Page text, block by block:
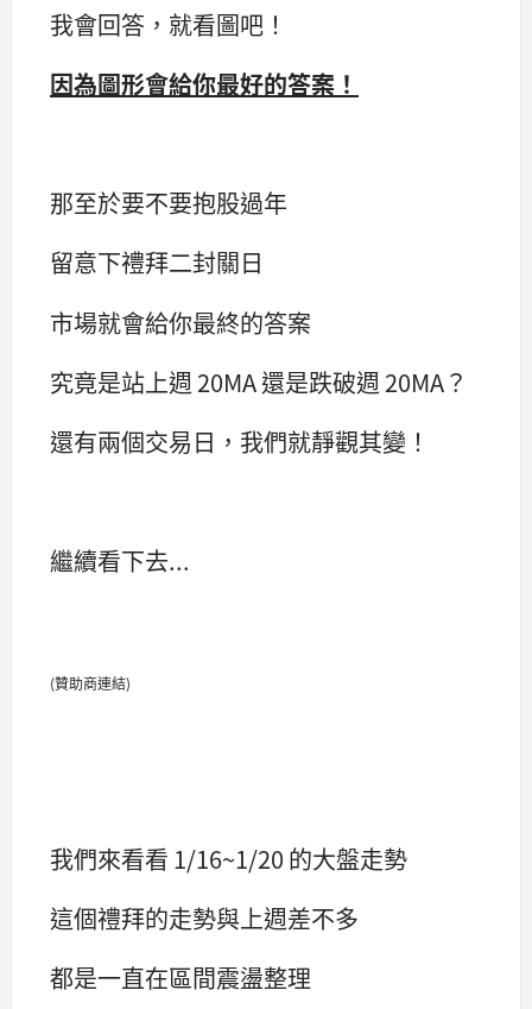
我會回答，就看圖吧！
因為圖形會給你最好的答案！
那至於要不要抱股過年
留意下禮拜二封關日
市場就會給你最終的答案
究竟是站上週 20MA 還是跌破週 20MA？
還有兩個交易日，我們就靜觀其變！
繼續看下去...
(贊助商連結)
我們來看看 1/16~1/20 的大盤走勢
這個禮拜的走勢與上週差不多
都是一直在區間震盪整理